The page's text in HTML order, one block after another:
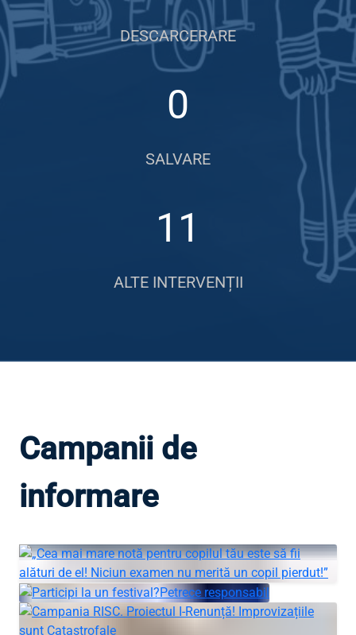
DESCARCERARE
0
SALVARE
11
ALTE INTERVENȚII
Campanii de
informare